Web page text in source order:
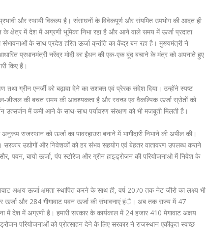
और स्थायी विकल्प है। संसाधनों के विवेकपूर्ण और संयमित उपभोग की आदत ही
के क्षेत्र में देश में अग्रणी भूमिका निभा रहा है और आने वाले समय में ऊर्जा प्रदाता
के साथ प्रदेश हरित ऊर्जा क्रांति का केंद्र बन रहा है। मुख्यमंत्री ने
प्रधानमंत्री नरेंद्र मोदी का ईंधन की एक-एक बूंद बचाने के मंत्र को अपनाते हुए
किए हैं।
ग्रीन एनर्जी को बढ़ावा देने का सशक्त एवं प्रेरक संदेश दिया। उन्होंने स्पष्ट
डीजल की बचत समय की आवश्यकता है और स्वच्छ एवं वैकल्पिक ऊर्जा स्रोतों को
उत्सर्जन में कमी आने के साथ-साथ पर्यावरण संरक्षण को भी मजबूती मिलती है।
राजस्थान को ऊर्जा का पावरहाउस बनाने में भागीदारी निभाने की अपील की।
उद्योगों और निवेशकों को हर संभव सहयोग एवं बेहतर वातावरण उपलब्ध कराने
पवन, बायो ऊर्जा, पंप स्टोरेज और ग्रीन हाइड्रोजन की परियोजनाओ में निवेश के
अक्षय ऊर्जा क्षमता स्थापित करने के साथ ही, वर्ष 2070 तक नेट जीरो का लक्ष्य भी
ऊर्जा और 284 गीगावाट पवन ऊर्जा की संभावनाएं हंै। अब तक राज्य में 47
में देश में अग्रणी है। हमारी सरकार के कार्यकाल में 24 हजार 410 मेगावाट अक्षय
परियोजनाओं को प्रोत्साहन देने के लिए सरकार ने राजस्थान एकीकृत स्वच्छ